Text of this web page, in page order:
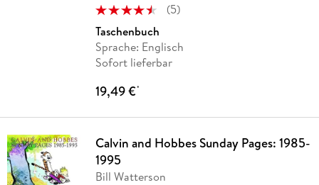
(5)
Taschenbuch
Sprache: Englisch
Sofort lieferbar
19,49 €*
Calvin and Hobbes Sunday Pages: 1985-
1995
Bill Watterson